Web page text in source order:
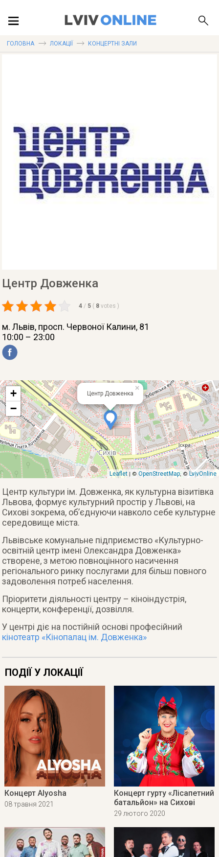
ПУБЛІКАЦІЇ
ДОВІДКА
ГОЛОВНА ЛОКАЦІЇ КОНЦЕРТНІ ЗАЛИ
Центр Довженка
4 / 5 ( 8 votes )
м. Львів, просп. Червоної Калини, 81
10:00 – 23:00
Центр Довженка
×
+
−
Leaflet | © OpenStreetMap, © LvivOnline
Центр культури ім. Довженка, як культурна візитівка
Львова, формує культурний простір у Львові, на
Сихові зокрема, об’єднуючи навколо себе культурне
середовище міста.
Львівське комунальне підприємство «Культурно-
освітній центр імені Олександра Довженка»
створене, з метою повноцінного насичення
регіонального ринку послугами для більш повного
задоволення потреб населення.
Пріоритети діяльності центру – кіноіндустрія,
концерти, конференції, дозвілля.
У центрі діє на постійній основі професійний
кінотеатр «Кінопалац ім. Довженка»
ПОДІЇ У ЛОКАЦІЇ
Концерт Alyosha
08 травня 2021
Концерт гурту «Лісапетний
батальйон» на Сихові
29 лютого 2020